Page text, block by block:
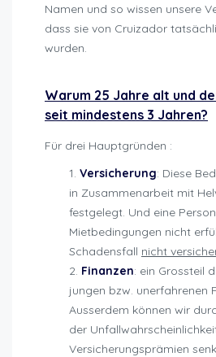
Namen und so wissen unsere
dass sie von Cruizador
wurden.
Warum 25 Jahre alt und
seit mindestens 3 Jahren?
Für drei Hauptgründen :
Versicherung: Diese
in Zusammenarbeit mit
festgelegt. Und eine
Mietbedingungen nicht
Schadensfall nicht
Finanzen: ein Grossteil
jungen bzw. unerfahrenen
Ausserdem können wir
der
Versicherungsprämien